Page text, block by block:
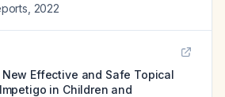
2022
Effective and Safe Topical
in Children and